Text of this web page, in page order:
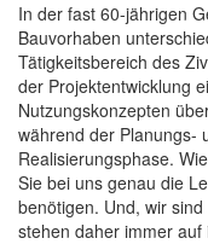
In der fast 60-jährigen
Bauvorhaben
Tätigkeitsbereich des
der Projektentwicklung
Nutzungskonzepten
während der Planungs-
Realisierungsphase.
Sie bei uns genau die
benötigen. Und, wir
stehen daher immer auf